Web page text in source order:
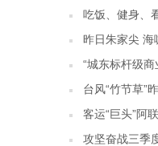
吃饭、健身、
昨日朱家尖 海
“城东标杆级商
台风“竹节草”
客运“巨头”阿
攻坚奋战三季